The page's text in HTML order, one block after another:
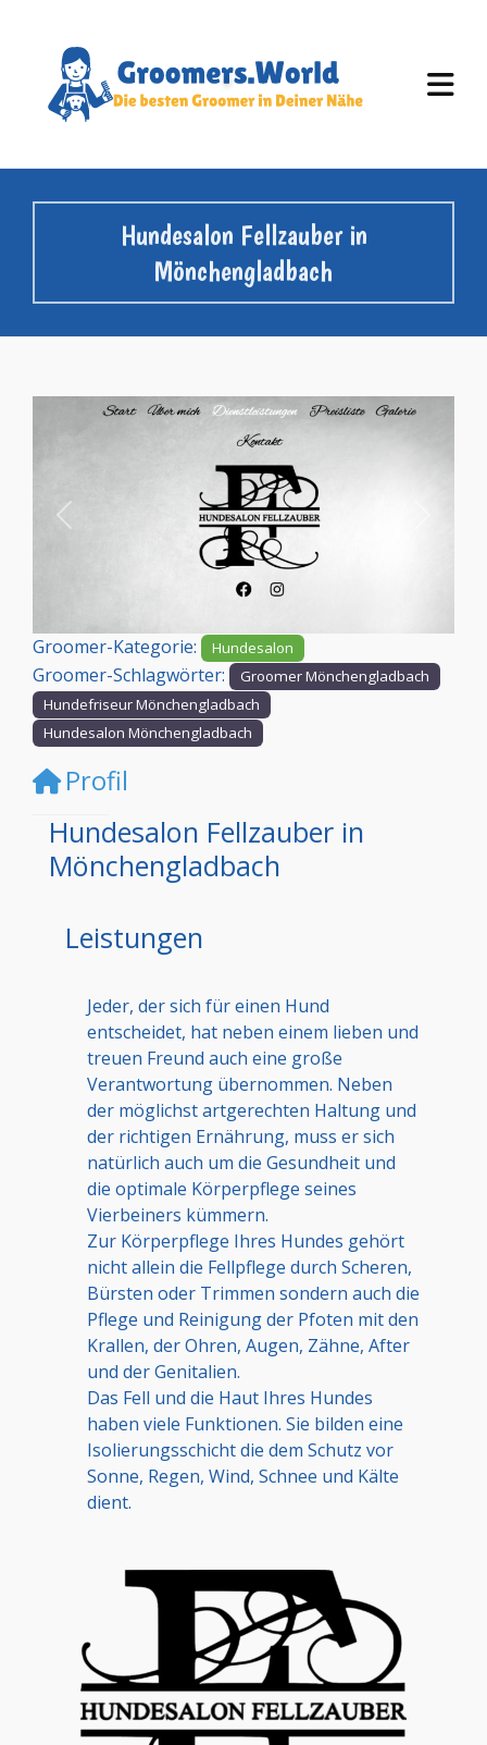
Hundesalon Fellzauber in
Mönchengladbach
Vorheriges
Groomer-Kategorie: Hundesalon
Groomer-Schlagwörter:
Groomer Mönchengladbach
Hundefriseur Mönchengladbach
Hundesalon Mönchengladbach
Profil
Hundesalon Fellzauber in
Mönchengladbach
Leistungen
Jeder, der sich für einen Hund
entscheidet, hat neben einem lieben und
treuen Freund auch eine große
Verantwortung übernommen. Neben
der möglichst artgerechten Haltung und
der richtigen Ernährung, muss er sich
natürlich auch um die Gesundheit und
die optimale Körperpflege seines
Vierbeiners kümmern.
Zur Körperpflege Ihres Hundes gehört
nicht allein die Fellpflege durch Scheren,
Bürsten oder Trimmen sondern auch die
Pflege und Reinigung der Pfoten mit den
Krallen, der Ohren, Augen, Zähne, After
und der Genitalien.
Das Fell und die Haut Ihres Hundes
haben viele Funktionen. Sie bilden eine
Isolierungsschicht die dem Schutz vor
Sonne, Regen, Wind, Schnee und Kälte
dient.